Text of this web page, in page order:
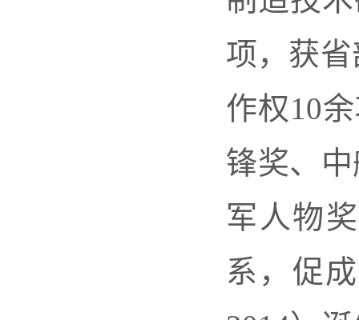
项，获
作权10
锋奖、
军人物
系，促